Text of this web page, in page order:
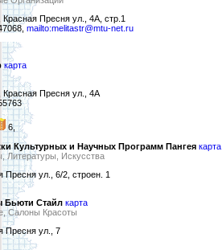
Пресня ул., 4А, стр.1
mailto:melitastr@mtu-net.ru
карта
Красная Пресня ул., 4А
6,
Культурных и Научных Программ Пангея карта
Литературы, Искусства
Пресня ул., 6/2, строен. 1
Бьюти Стайл карта
Салоны Красоты
Пресня ул., 7